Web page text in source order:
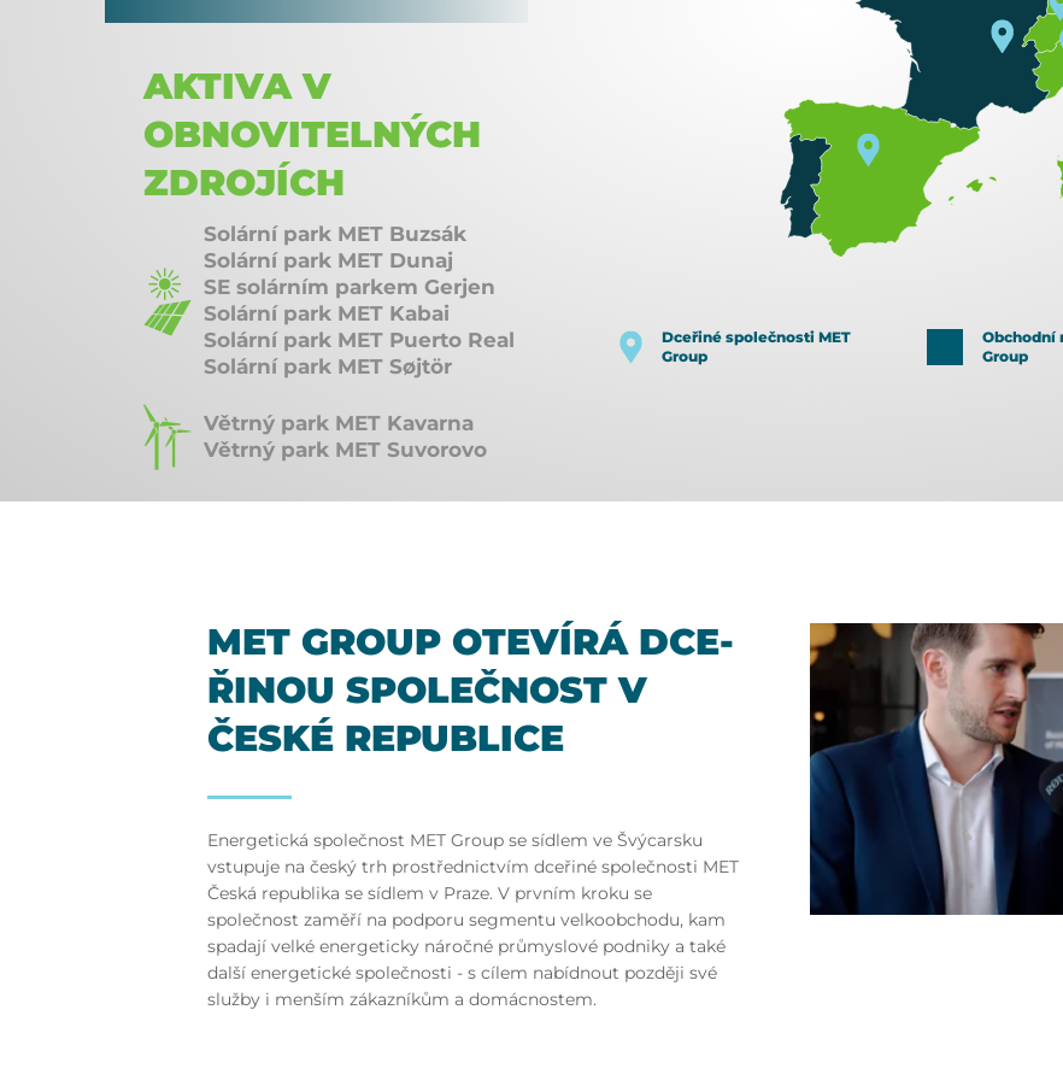
AKTIVA V
OBNOVITELNÝCH
ZDROJÍCH
Solární park MET Buzsák
Solární park MET Dunaj
SE solárním parkem Gerjen
Solární park MET Kabai
Solární park MET Puerto Real
Solární park MET Søjtör
Větrný park MET Kavarna
Větrný park MET Suvorovo
Dceřiné společnosti MET
Group
Obchodní
Group
MET GROUP OTEVÍ­RÁ DCE­
ŘI­NOU SPOLEČNOST V
ČES­KÉ REPUB­LI­CE
Energetická společnost MET Group se sídlem ve Švýcarsku
vstupuje na český trh prostřednictvím dceřiné společnosti MET
Česká republika se sídlem v Praze. V prvním kroku se
společnost zaměří na podporu segmentu velkoobchodu, kam
spadají velké energeticky náročné průmyslové podniky a také
další energetické společnosti - s cílem nabídnout později své
služby i menším zákazníkům a domácnostem.